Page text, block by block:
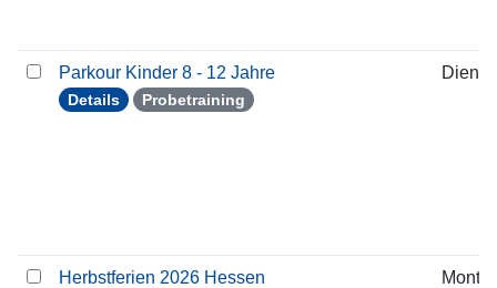
Parkour Kinder 8 - 12 Jahre
Details Probetraining
Herbstferien 2026 Hessen